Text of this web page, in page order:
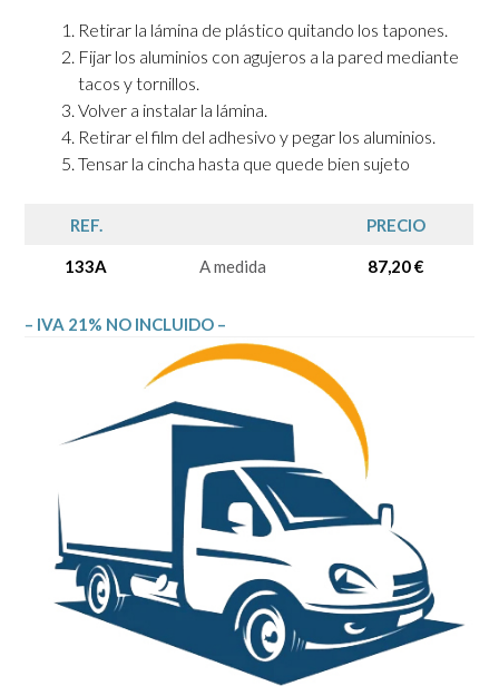
Retirar la lámina de plástico quitando los tapones.
Fijar los aluminios con agujeros a la pared mediante
tacos y tornillos.
Volver a instalar la lámina.
Retirar el film del adhesivo y pegar los aluminios.
Tensar la cincha hasta que quede bien sujeto
REF. PRECIO
133A A medida 87,20 €
– IVA 21% NO INCLUIDO –